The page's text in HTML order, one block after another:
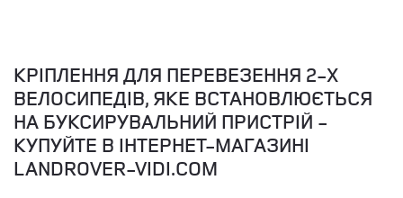
КРІПЛЕННЯ ДЛЯ ПЕРЕВЕЗЕННЯ 2-Х
ВЕЛОСИПЕДІВ, ЯКЕ ВСТАНОВЛЮЄТЬСЯ
НА БУКСИРУВАЛЬНИЙ ПРИСТРІЙ -
КУПУЙТЕ В ІНТЕРНЕТ-МАГАЗИНІ
LANDROVER-VIDI.COM